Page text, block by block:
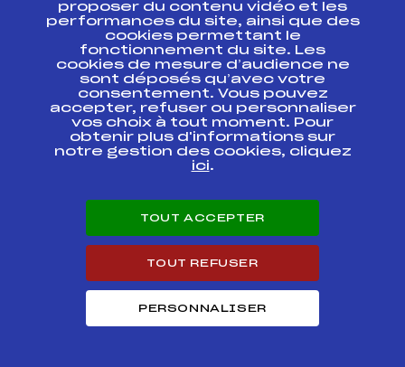
FIS0396.FFS
COUPE DU MONDE
Prologue
FIS0399.FFS COUPE DU MONDE FFS
FIS0388.FFS COUPE DU MONDE FFS
FIS0362.FFS FFS
FNAF0413.FFS
CAISSE D'EPARGNE
FFS
proposer du contenu vidéo et les
performances du site, ainsi que des
cookies permettant le
fonctionnement du site. Les
cookies de mesure d’audience ne
sont déposés qu’avec votre
consentement. Vous pouvez
accepter, refuser ou personnaliser
vos choix à tout moment. Pour
obtenir plus d'informations sur
notre gestion des cookies, cliquez
ici.
TOUT ACCEPTER
TOUT REFUSER
PERSONNALISER